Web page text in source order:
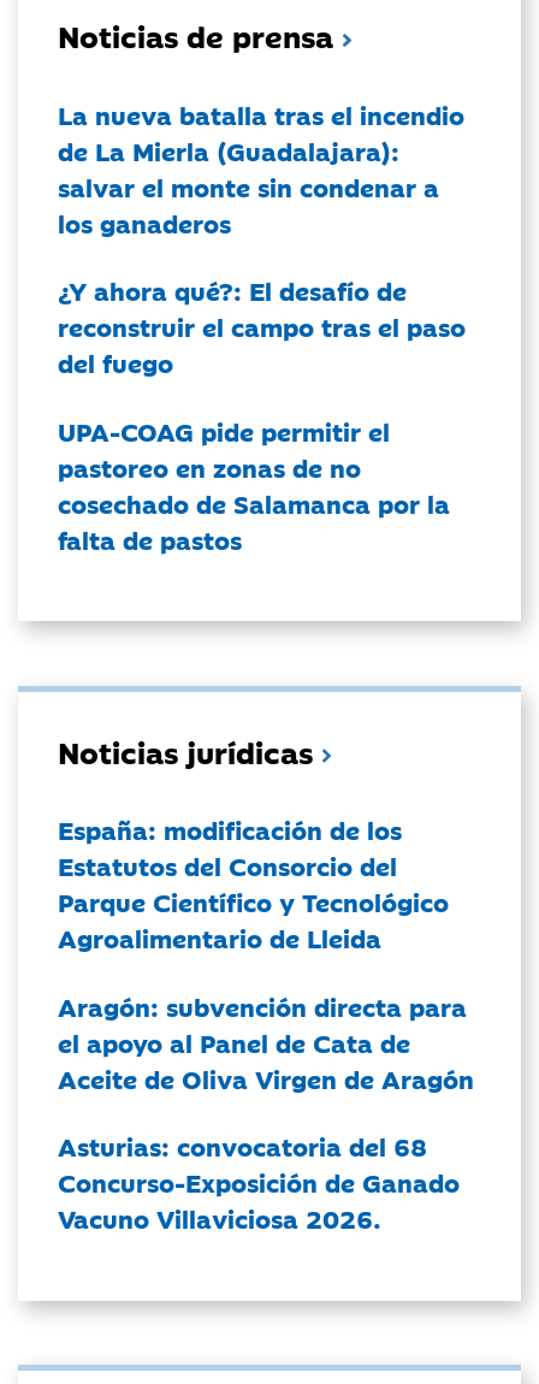
Noticias de prensa
La nueva batalla tras el incendio
de La Mierla (Guadalajara):
salvar el monte sin condenar a
los ganaderos
¿Y ahora qué?: El desafío de
reconstruir el campo tras el paso
del fuego
UPA-COAG pide permitir el
pastoreo en zonas de no
cosechado de Salamanca por la
falta de pastos
Noticias jurídicas
España: modificación de los
Estatutos del Consorcio del
Parque Científico y Tecnológico
Agroalimentario de Lleida
Aragón: subvención directa para
el apoyo al Panel de Cata de
Aceite de Oliva Virgen de Aragón
Asturias: convocatoria del 68
Concurso-Exposición de Ganado
Vacuno Villaviciosa 2026.